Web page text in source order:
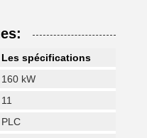
Les spécifications
160 kW
11
PLC